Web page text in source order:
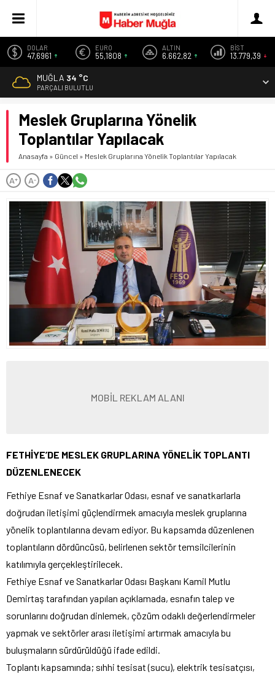
DOLAR
47,6961
EURO
55,1808
ALTIN
6.662,82
BİST
13.779,39
MUĞLA 34 °C
PARÇALI BULUTLU
Meslek Gruplarına Yönelik
Toplantılar Yapılacak
Anasayfa » Güncel » Meslek Gruplarına Yönelik Toplantılar Yapılacak
A+ A-
MOBİL REKLAM ALANI
FETHİYE’DE MESLEK GRUPLARINA YÖNELİK TOPLANTI
DÜZENLENECEK
Fethiye Esnaf ve Sanatkarlar Odası, esnaf ve sanatkarlarla
doğrudan iletişimi güçlendirmek amacıyla meslek gruplarına
yönelik toplantılarına devam ediyor. Bu kapsamda düzenlenen
toplantıların dördüncüsü, belirlenen sektör temsilcilerinin
katılımıyla gerçekleştirilecek.
Fethiye Esnaf ve Sanatkarlar Odası Başkanı Kamil Mutlu
Demirtaş tarafından yapılan açıklamada, esnafın talep ve
sorunlarını doğrudan dinlemek, çözüm odaklı değerlendirmeler
yapmak ve sektörler arası iletişimi artırmak amacıyla bu
buluşmaların sürdürüldüğü ifade edildi.
Toplantı kapsamında; sıhhi tesisat (sucu), elektrik tesisatçısı,